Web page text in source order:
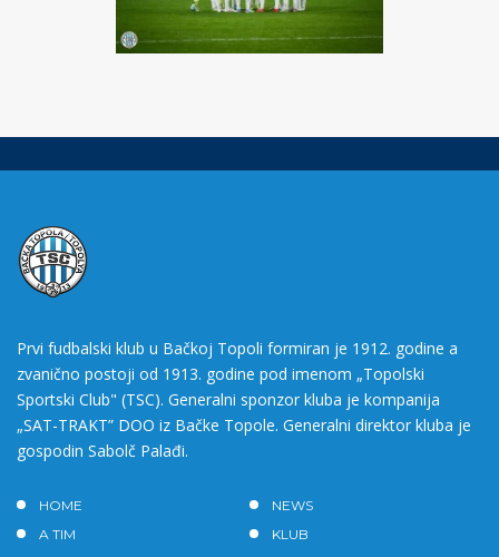
Prvi fudbalski klub u Bačkoj Topoli formiran je 1912. godine a
zvanično postoji od 1913. godine pod imenom „Topolski
Sportski Club" (TSC). Generalni sponzor kluba je kompanija
„SAT-TRAKT” DOO iz Bačke Topole. Generalni direktor kluba je
gospodin Sabolč Palađi.
HOME
NEWS
A TIM
KLUB